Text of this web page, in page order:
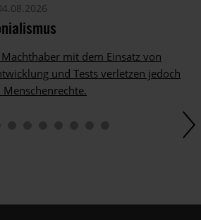
mit dem Einsatz von
und Tests verletzen jedoch